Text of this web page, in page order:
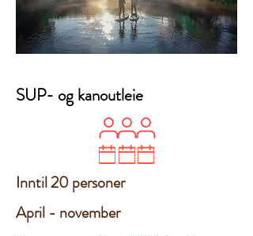
SUP- og kanoutleie
Inntil 20 personer
April - november